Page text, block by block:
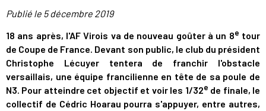
Publié le 5 décembre 2019
18 ans après, l'AF Virois va de nouveau goûter à un 8e tour
de Coupe de France. Devant son public, le club du président
Christophe Lécuyer tentera de franchir l'obstacle
versaillais, une équipe francilienne en tête de sa poule de
N3. Pour atteindre cet objectif et voir les 1/32e de finale, le
collectif de Cédric Hoarau pourra s'appuyer, entre autres,